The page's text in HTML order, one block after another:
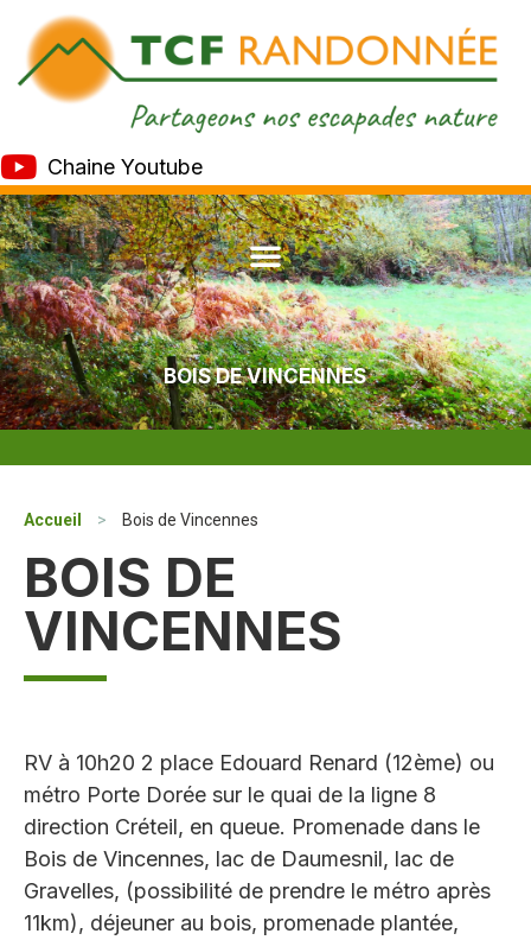
Chaine Youtube
BOIS DE VINCENNES
Accueil > Bois de Vincennes
BOIS DE
VINCENNES
RV à 10h20 2 place Edouard Renard (12ème) ou
métro Porte Dorée sur le quai de la ligne 8
direction Créteil, en queue. Promenade dans le
Bois de Vincennes, lac de Daumesnil, lac de
Gravelles, (possibilité de prendre le métro après
11km), déjeuner au bois, promenade plantée,